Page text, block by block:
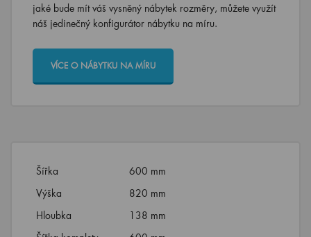
jaké bude mít váš vysněný nábytek rozměry, můžete využít
náš jedinečný konfigurátor nábytku na míru.
VÍCE O NÁBYTKU NA MÍRU
Šířka
600 mm
Výška
820 mm
Hloubka
138 mm